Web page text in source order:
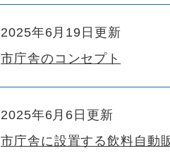
2025年6月19日更新
市庁舎のコンセプト
2025年6月6日更新
市庁舎に設置する飲料自動